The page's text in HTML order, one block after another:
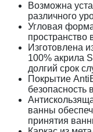
Возможна
различного
Угловая
пространство
Изготовлена
100% акрила
долгий срок
Покрытие
безопасность
ванны
принятия